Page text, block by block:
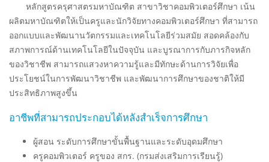
หลักสูตรครุศาสตรมหาบัณฑิต สาขาวิชาคอมพิวเตอร์ศึกษา เน้น
ผลิตมหาบัณฑิตให้เป็นครูและนักวิจัยทางคอมพิวเตอร์ศึกษา ที่สามารถ
ออกแบบและพัฒนานวัตกรรมและเทคโนโลยีร่วมสมัย สอดคล้องกับ
สภาพการณ์ด้านเทคโนโลยีในปัจจุบัน และบูรณาการกับภารกิจหลัก
ของวิชาชีพ สามารถแสวงหาความรู้และมีทักษะด้านการวิจัยเพื่อ
ประโยชน์ในการพัฒนาวิชาชีพ และพัฒนาการศึกษาของชาติให้มี
ประสิทธิภาพสูงขึ้น
อาชีพที่สามารถประกอบได้หลังสำเร็จการศึกษา
ผู้สอน ระดับการศึกษาขั้นพื้นฐานและระดับอุดมศึกษา
ครูคอมพิวเตอร์ ครูของ สกร. (กรมส่งเสริมการเรียนรู้)